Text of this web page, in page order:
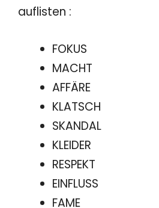
auflisten :
FOKUS
MACHT
AFFÄRE
KLATSCH
SKANDAL
KLEIDER
RESPEKT
EINFLUSS
FAME